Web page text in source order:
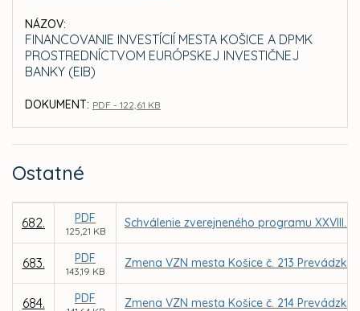
NÁZOV:
FINANCOVANIE INVESTÍCIÍ MESTA KOŠICE A DPMK
PROSTREDNÍCTVOM EURÓPSKEJ INVESTIČNEJ
BANKY (EIB)
DOKUMENT: PDF - 122,61 KB
Ostatné
682. PDF
125,21 KB
Schválenie zverejneného programu XXVIII.
683. PDF
143,19 KB
Zmena VZN mesta Košice č. 213
684. PDF Zmena VZN mesta Košice č. 214